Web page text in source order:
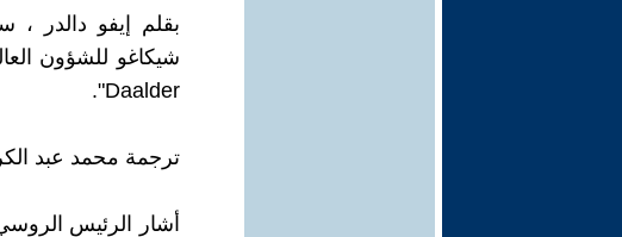
بقلم إيفو دالدر ،
Daalder".
ترجمة محمد عبد
أشار الرئيس